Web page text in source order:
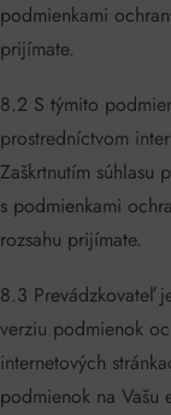
podmienkami
prijímate.
8.2 S týmito
prostredníctvom
Zaškrtnutím súhlasu
s podmienkami
rozsahu prijímate.
8.3 Prevádzkovateľ
verziu podmienok
internetových
podmienok na Vašu